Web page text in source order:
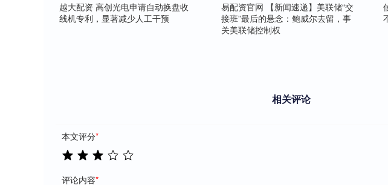
越大配资 高创光电申请自动换盘收
线机专利，显著减少人工干预
易配资官网 【新闻速递】美联储“交
接班”最后的悬念：鲍威尔去留，事
关美联储控制权
相关评论
本文评分*
评论内容*